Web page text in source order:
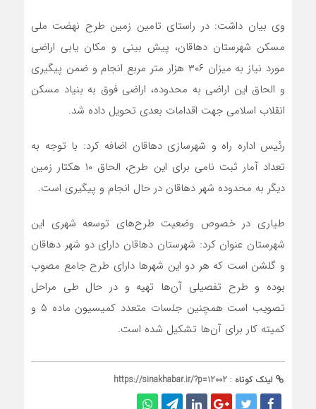
وی بیان داشت: در راستای تامین زمین طرح نهضت ملی
مسکن شهرستان دهاقان، پیش بینی و مکان یابی اراضی
مورد نیاز به میزان ۳۰۶ هزار متر مربع انجام و ضمن پیگیری
و الحاق این اراضی به محدوده، اراضی فوق به بنیاد مسکن
انقلاب اسلامی جهت اقدامات بعدی تحویل داده شد.
رئیس اداره راه و شهرسازی دهاقان اضافه کرد: با توجه به
تعداد آمار ثبت نامی برای این طرح، الحاق ۱۰ هکتار زمین
دیگر به محدوده شهر دهاقان در حال انجام و پیگیری است.
طیاری در خصوص وضعیت طرح‌های توسعه شهری این
شهرستان عنوان کرد: شهرستان دهاقان دارای دو شهر دهاقان
و گلشن است که هر دو این شهرها دارای طرح جامع مصوب
بوده و طرح تفصیلی آن‌ها تهیه و در حال طی مراحل
تصویب است همچنین جلسات متعدد کمیسیون ماده ۵ و
کمیته کار برای آن‌ها تشکیل شده است.
لینک کوتاه : https://sinakhabar.ir/?p=12002